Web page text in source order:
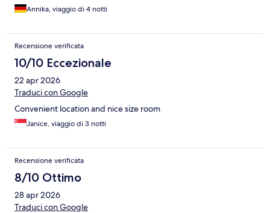
Annika, viaggio di 4 notti
Recensione verificata
10/10 Eccezionale
22 apr 2026
Traduci con Google
Convenient location and nice size room
Janice, viaggio di 3 notti
Recensione verificata
8/10 Ottimo
28 apr 2026
Traduci con Google